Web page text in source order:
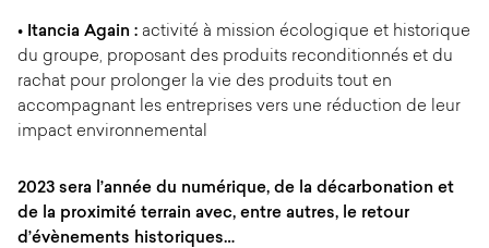
• Itancia Again : activité à mission écologique et historique
du groupe, proposant des produits reconditionnés et du
rachat pour prolonger la vie des produits tout en
accompagnant les entreprises vers une réduction de leur
impact environnemental
2023 sera l’année du numérique, de la décarbonation et
de la proximité terrain avec, entre autres, le retour
d’évènements historiques…